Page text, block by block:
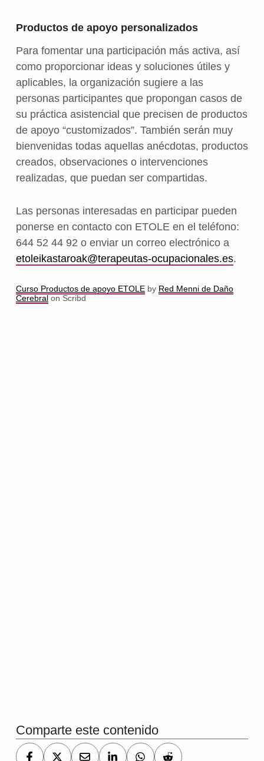
Productos de apoyo personalizados
Para fomentar una participación más activa, así
como proporcionar ideas y soluciones útiles y
aplicables, la organización sugiere a las
personas participantes que propongan casos de
su práctica asistencial que precisen de productos
de apoyo “customizados”. También serán muy
bienvenidas todas aquellas anécdotas, productos
creados, observaciones o intervenciones
realizadas, que puedan ser compartidas.
Las personas interesadas en participar pueden
ponerse en contacto con ETOLE en el teléfono:
644 52 44 92 o enviar un correo electrónico a
etoleikastaroak@terapeutas-ocupacionales.es.
Curso Productos de apoyo ETOLEby Red Menni de Daño
Cerebralon Scribd
Comparte este contenido